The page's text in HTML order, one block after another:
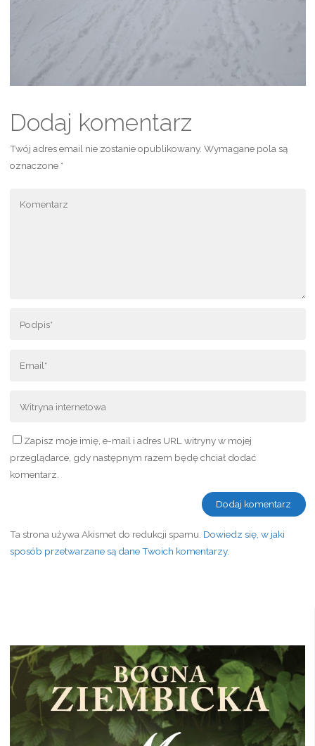
Dodaj komentarz
Twój adres email nie zostanie opublikowany. Wymagane pola są
oznaczone *
Zapisz moje imię, e-mail i adres URL witryny w mojej
przeglądarce, gdy następnym razem będę chciał dodać
komentarz.
Ta strona używa Akismet do redukcji spamu. Dowiedz się, w jaki
sposób przetwarzane są dane Twoich komentarzy.